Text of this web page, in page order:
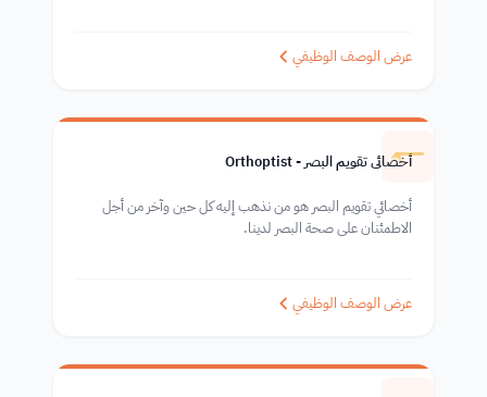
عرض الوصف الوظيفي
أخصائي تقويم البصر - Orthoptist
أخصائي تقويم البصر هو من نذهب إليه كل حين وآخر من أجل
الاطمئنان على صحة البصر لدينا.
عرض الوصف الوظيفي